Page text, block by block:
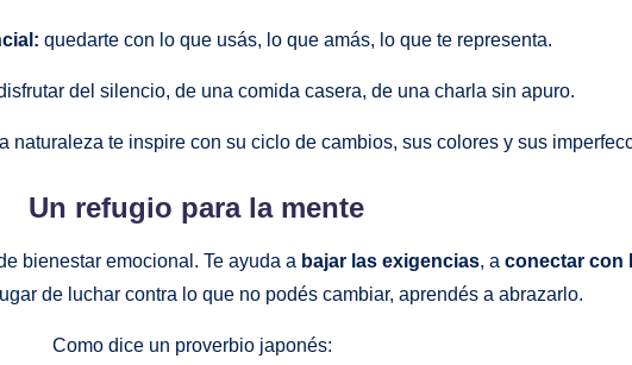
quedarte con lo que usás, lo que amás, lo que te representa.
del silencio, de una comida casera, de una charla sin apuro.
naturaleza te inspire con su ciclo de cambios, sus colores y sus
Un refugio para la mente
bienestar emocional. Te ayuda a bajar las exigencias, aconectar con
de luchar contra lo que no podés cambiar, aprendés a abrazarlo.
Como dice un proverbio japonés: